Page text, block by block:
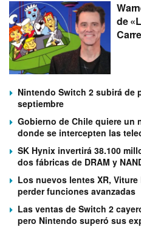
de
Nintendo Switch 2 subirá de
septiembre
Gobierno de Chile quiere un
donde se intercepten las
SK Hynix invertirá 38.100
dos fábricas de DRAM y
Los nuevos lentes XR,
perder funciones avanzadas
Las ventas de Switch 2
pero Nintendo superó sus